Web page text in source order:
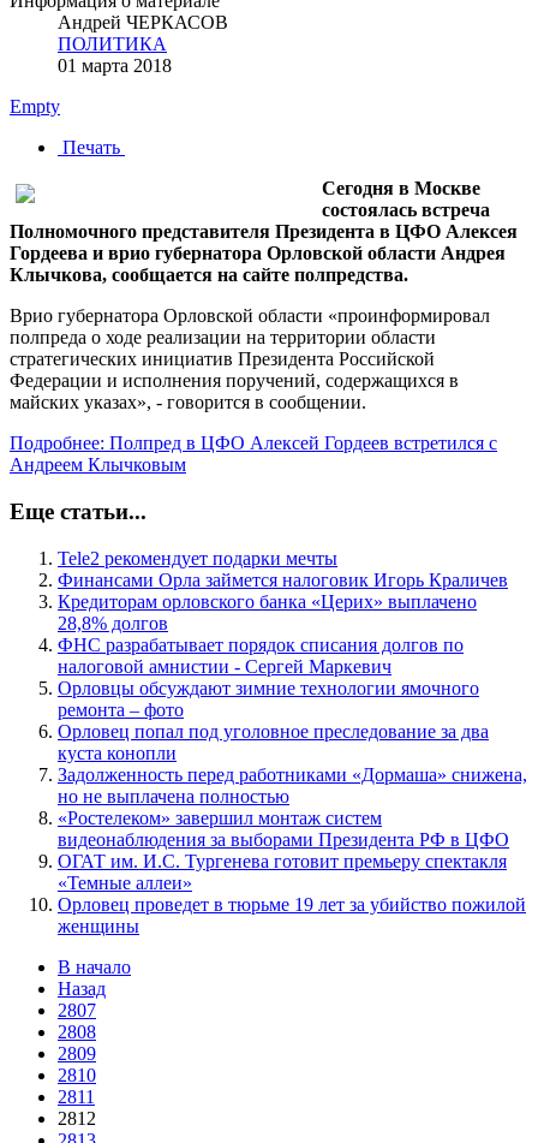
Андрей ЧЕРКАСОВ
ПОЛИТИКА
01 марта 2018
Empty
Печать
Сегодня в Москве
состоялась встреча
Полномочного представителя Президента в ЦФО Алексея
Гордеева и врио губернатора Орловской области Андрея
Клычкова, сообщается на сайте полпредства.
Врио губернатора Орловской области «проинформировал
полпреда о ходе реализации на территории области
стратегических инициатив Президента Российской
Федерации и исполнения поручений, содержащихся в
майских указах», - говорится в сообщении.
Подробнее: Полпред в ЦФО Алексей Гордеев встретился с
Андреем Клычковым
Еще статьи...
Tele2 рекомендует подарки мечты
Финансами Орла займется налоговик Игорь Краличев
Кредиторам орловского банка «Церих» выплачено
28,8% долгов
ФНС разрабатывает порядок списания долгов по
налоговой амнистии - Сергей Маркевич
Орловцы обсуждают зимние технологии ямочного
ремонта – фото
Орловец попал под уголовное преследование за два
куста конопли
Задолженность перед работниками «Дормаша» снижена,
но не выплачена полностью
«Ростелеком» завершил монтаж систем
видеонаблюдения за выборами Президента РФ в ЦФО
ОГАТ им. И.С. Тургенева готовит премьеру спектакля
«Темные аллеи»
Орловец проведет в тюрьме 19 лет за убийство пожилой
женщины
В начало
Назад
2807
2808
2809
2810
2811
2812